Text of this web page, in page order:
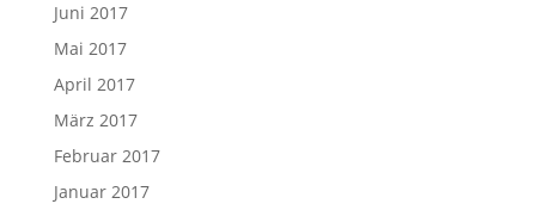
Juni 2017
Mai 2017
April 2017
März 2017
Februar 2017
Januar 2017